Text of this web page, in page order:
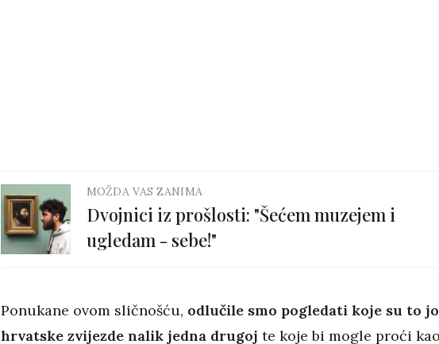
MOŽDA VAS ZANIMA
Dvojnici iz prošlosti: "Šećem muzejem i
ugledam - sebe!"
Ponukane ovom sličnošću, odlučile smo pogledati koje su to
hrvatske zvijezde nalik jedna drugoj te koje bi mogle proći